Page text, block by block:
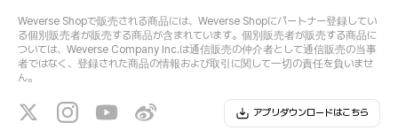
Weverse Shopで販売される商品には、Weverse Shopにパートナー登録してい
る個別販売者が販売する商品が含まれています。個別販売者が販売する商品に
ついては、Weverse Company Inc.は通信販売の仲介者として通信販売の当事
者ではなく、登録された商品の情報および取引に関して一切の責任を負いませ
ん。
アプリダウンロードはこちら